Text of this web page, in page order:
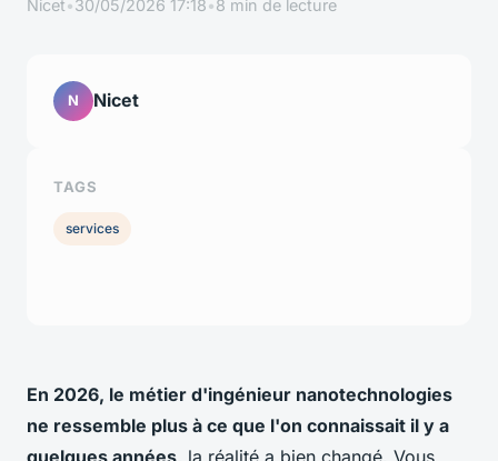
Nicet•30/05/2026 17:18•8 min de lecture
En 2026, le métier d'ingénieur nanotechnologies
ne ressemble plus à ce que l'on connaissait il y a
N Nicet
TAGS
services